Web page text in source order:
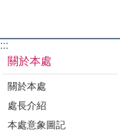
:::
關於本處
關於本處
處長介紹
本處意象圖記